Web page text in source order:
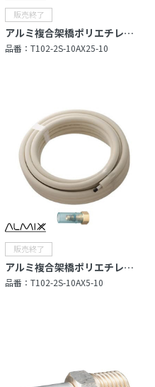
アルミ複合架橋ポリエチレン管セット
品番：T102-2S-10AX25-10
アルミ複合架橋ポリエチレン管セット
品番：T102-2S-10AX5-10